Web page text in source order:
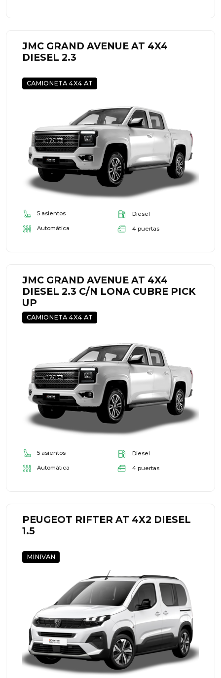
JMC GRAND AVENUE AT 4X4
DIESEL 2.3
CAMIONETA 4X4 AT
5 asientos Diesel
Automática 4 puertas
JMC GRAND AVENUE AT 4X4
DIESEL 2.3 C/N LONA CUBRE PICK
UP
CAMIONETA 4X4 AT
5 asientos Diesel
Automática 4 puertas
PEUGEOT RIFTER AT 4X2 DIESEL
1.5
MINIVAN